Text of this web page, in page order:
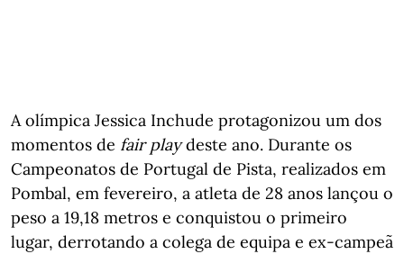
A olímpica Jessica Inchude protagonizou um dos
momentos de fair playdeste ano. Durante os
Campeonatos de Portugal de Pista, realizados em
Pombal, em fevereiro, a atleta de 28 anos lançou o
peso a 19,18 metros e conquistou o primeiro
lugar, derrotando a colega de equipa e ex-campeã